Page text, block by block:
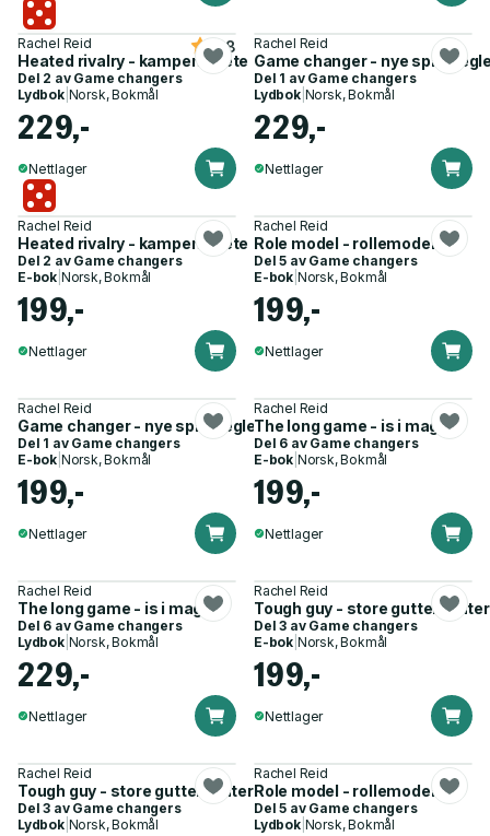
Rachel Reid
Heated rivalry - kampens hete
4.8
Del 2 av Game changers
Lydbok| Norsk, Bokmål
229,-
Nettlager
Rachel Reid
Game changer - nye
Del 1 av Game changers
Lydbok| Norsk, Bokmål
229,-
Nettlager
Rachel Reid
Heated rivalry - kampens hete
Del 2 av Game changers
E-bok Norsk, Bokmål
199,-
Nettlager
Rachel Reid
Role model - rollemodell
Del 5 av Game changers
E-bok Norsk, Bokmål
199,-
Nettlager
Rachel Reid
Game changer - nye spilleregler
Del 1 av Game changers
E-bok Norsk, Bokmål
199,-
Nettlager
Rachel Reid
The long game - is i magen
Del 6 av Game changers
E-bok Norsk, Bokmål
199,-
Nettlager
Rachel Reid
The long game - is i magen
Del 6 av Game changers
Lydbok| Norsk, Bokmål
229,-
Nettlager
Rachel Reid
Tough guy - store gutter
Del 3 av Game changers
E-bok Norsk, Bokmål
199,-
Nettlager
Rachel Reid
Tough guy - store gutter gråter ikke
Del 3 av Game changers
Lydbok| Norsk, Bokmål
Rachel Reid
Role model - rollemodell
Del 5 av Game changers
Lydbok| Norsk, Bokmål